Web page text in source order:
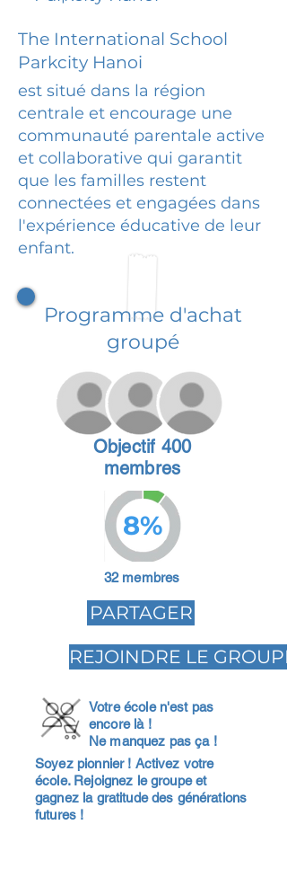
The International School
Parkcity Hanoi
est situé dans la région
centrale et encourage une
communauté parentale active
et collaborative qui garantit
que les familles restent
connectées et engagées dans
l'expérience éducative de leur
enfant.
Programme d'achat
groupé
Objectif 400
membres
8%
32 membres
PARTAGER
REJOINDRE LE GROUPE
Votre école n'est pas
encore là !
Ne manquez pas ça !
Soyez pionnier ! Activez votre
école. Rejoignez le groupe et
gagnez la gratitude des générations
futures !